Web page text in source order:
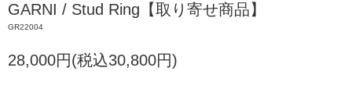
GARNI / Stud Ring【取り寄せ商品】
GR22004
28,000円(税込30,800円)